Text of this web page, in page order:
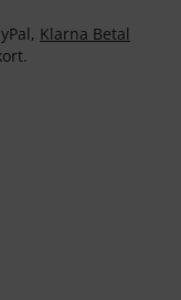
Klarna Betal